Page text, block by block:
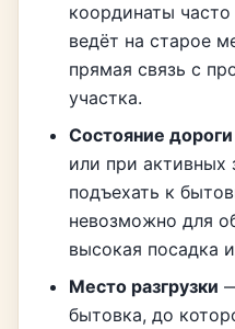
координаты
ведёт на старое
прямая связь с
участка.
Состояние дороги
или при активных
подъехать к
невозможно для
высокая посадка
Место разгрузки
бытовка, до